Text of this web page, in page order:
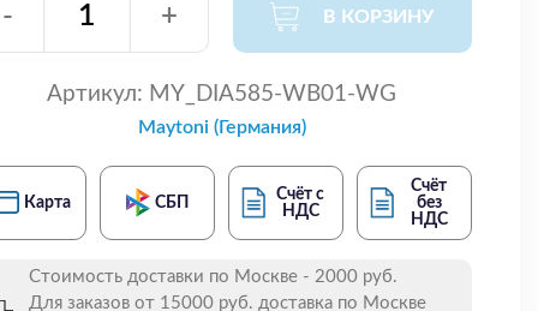
- + В КОРЗИНУ
Артикул: MY_DIA585-WB01-WG
Maytoni (Германия)
Карта СБП
Счёт с
НДС
Счёт
без
НДС
Стоимость доставки по Москве - 2000 руб.
Для заказов от 15000 руб. доставка по Москве